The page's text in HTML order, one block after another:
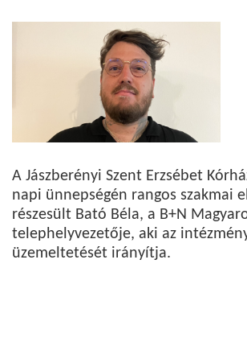
A Jászberényi Szent Erzsébet
napi ünnepségén rangos szakmai
részesült Bató Béla, a B+N
telephelyvezetője, aki az
üzemeltetését irányítja.